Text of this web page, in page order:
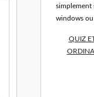
simplement
windows
QUIZ